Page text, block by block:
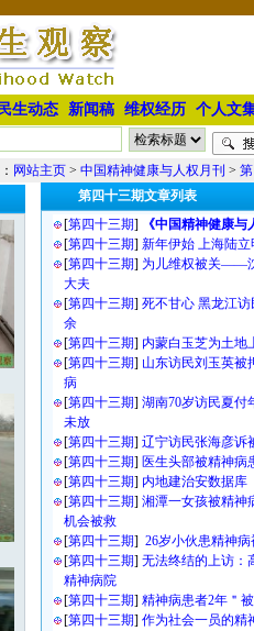
民生动态 新闻稿 维权经历 个人文
网站主页 > 中国精神健康与人权月刊 >
第四十三期文章列表
[第四十三期]
《中国精神健康
[第四十三期] 新年伊始 上海陆
[第四十三期] 为儿维权被关——
大夫
[第四十三期] 死不甘心 黑龙江
余
[第四十三期] 内蒙白玉芝为土地
[第四十三期] 山东访民刘玉英被
病
[第四十三期] 湖南70岁访民夏付
未放
[第四十三期] 辽宁访民张海彦诉
[第四十三期] 医生头部被精神病
[第四十三期] 内地建治安数据
[第四十三期] 湘潭一女孩被精神
机会被救
[第四十三期] 26岁小伙患精神
[第四十三期] 无法终结的上访：
精神病院
[第四十三期] 精神病患者2年＂
[第四十三期] 作为社会一员的精